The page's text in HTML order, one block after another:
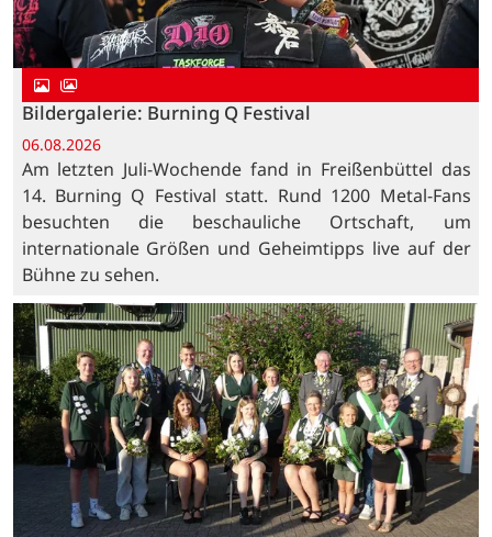
Bildergalerie: Burning Q Festival
06.08.2026
Am letzten Juli-Wochende fand in Freißenbüttel das
14. Burning Q Festival statt. Rund 1200 Metal-Fans
besuchten die beschauliche Ortschaft, um
internationale Größen und Geheimtipps live auf der
Bühne zu sehen.